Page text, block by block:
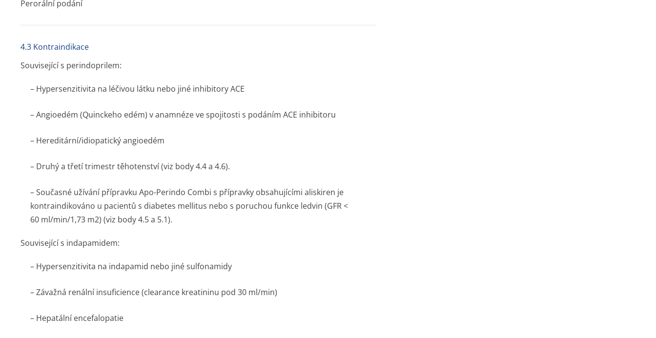
Perorální podání
4.3 Kontraindikace
Související s perindoprilem:
– Hypersenzitivita na léčivou látku nebo jiné inhibitory ACE
– Angioedém (Quinckeho edém) v anamnéze ve spojitosti s podáním ACE inhibitoru
– Hereditární/i­diopatický angioedém
– Druhý a třetí trimestr těhotenství (viz body 4.4 a 4.6).
– Současné užívání přípravku Apo-Perindo Combi s přípravky obsahujícími aliskiren je
kontraindikováno u pacientů s diabetes mellitus nebo s poruchou funkce ledvin (GFR <
60 ml/min/1,73 m2) (viz body 4.5 a 5.1).
Související s indapamidem:
– Hypersenzitivita na indapamid nebo jiné sulfonamidy
– Závažná renální insuficience (clearance kreatininu pod 30 ml/min)
– Hepatální encefalopatie